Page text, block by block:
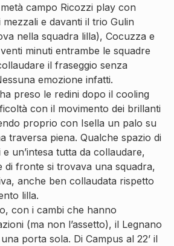
metà campo Ricozzi play con
e davanti il trio Gulin
nella squadra lilla), Cocuzza e
minuti entrambe le squadre
il fraseggio senza
emozione infatti.
preso le redini dopo il cooling
con il movimento dei brillanti
proprio con Isella un palo su
traversa piena. Qualche spazio di
un’intesa tutta da collaudare,
di fronte si trovava una squadra,
anche ben collaudata rispetto
lilla.
con i cambi che hanno
(ma non l’assetto), il Legnano
porta sola. Di Campus al 22’ il